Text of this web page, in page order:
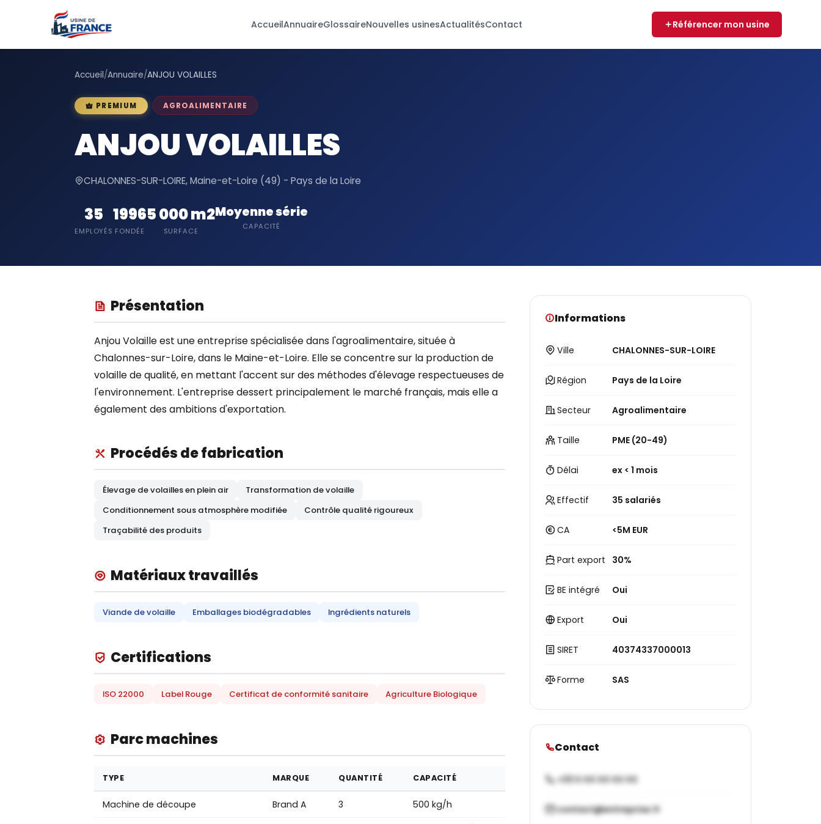
AccueilAnnuaireGlossaireNouvelles usinesActualitésContact Référencer mon usine
Accueil/Annuaire/ANJOU VOLAILLES
PREMIUM AGROALIMENTAIRE
ANJOU VOLAILLES
CHALONNES-SUR-LOIRE, Maine-et-Loire (49) - Pays de la Loire
35
EMPLOYÉS
1996
FONDÉE
5 000 m2
SURFACE
Moyenne série
CAPACITÉ
Présentation
Anjou Volaille est une entreprise spécialisée dans l'agroalimentaire, située à
Chalonnes-sur-Loire, dans le Maine-et-Loire. Elle se concentre sur la production de
volaille de qualité, en mettant l'accent sur des méthodes d'élevage respectueuses de
l'environnement. L'entreprise dessert principalement le marché français, mais elle a
également des ambitions d'exportation.
Procédés de fabrication
Élevage de volailles en plein air
Transformation de volaille
Conditionnement sous atmosphère modifiée
Contrôle qualité rigoureux
Traçabilité des produits
Matériaux travaillés
Viande de volaille Emballages biodégradables Ingrédients naturels
Certifications
ISO 22000 Label Rouge Certificat de conformité sanitaire Agriculture Biologique
Parc machines
TYPE MARQUE QUANTITÉ CAPACITÉ
Machine de découpe Brand A 3 500 kg/h
Informations
Ville CHALONNES-SUR-LOIRE
Région Pays de la Loire
Secteur Agroalimentaire
Taille PME (20-49)
Délai ex < 1 mois
Effectif 35 salariés
CA <5M EUR
Part export 30%
BE intégré Oui
Export Oui
SIRET 40374337000013
Forme SAS
Contact
+33 X XX XX XX XX
contact@entreprise.fr